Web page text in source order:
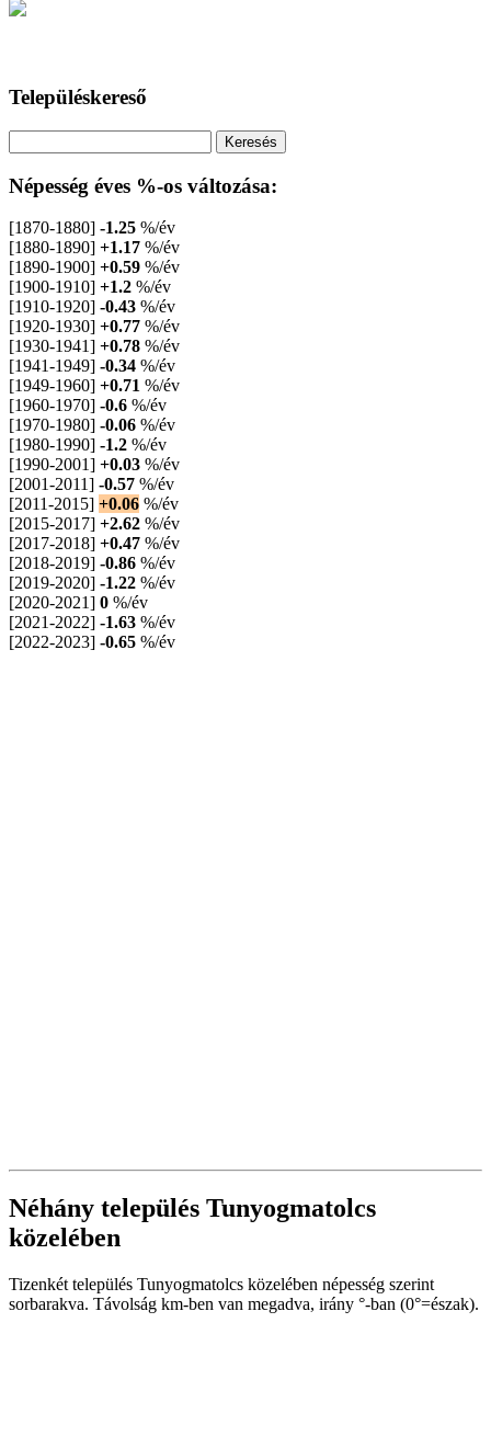
Településkereső
Népesség éves %-os változása:
[1870-1880] -1.25 %/év
[1880-1890] +1.17 %/év
[1890-1900] +0.59 %/év
[1900-1910] +1.2 %/év
[1910-1920] -0.43 %/év
[1920-1930] +0.77 %/év
[1930-1941] +0.78 %/év
[1941-1949] -0.34 %/év
[1949-1960] +0.71 %/év
[1960-1970] -0.6 %/év
[1970-1980] -0.06 %/év
[1980-1990] -1.2 %/év
[1990-2001] +0.03 %/év
[2001-2011] -0.57 %/év
[2011-2015] +0.06 %/év
[2015-2017] +2.62 %/év
[2017-2018] +0.47 %/év
[2018-2019] -0.86 %/év
[2019-2020] -1.22 %/év
[2020-2021] 0 %/év
[2021-2022] -1.63 %/év
[2022-2023] -0.65 %/év
Néhány település Tunyogmatolcs
közelében
Tizenkét település Tunyogmatolcs közelében népesség szerint
sorbarakva. Távolság km-ben van megadva, irány °-ban (0°=észak).